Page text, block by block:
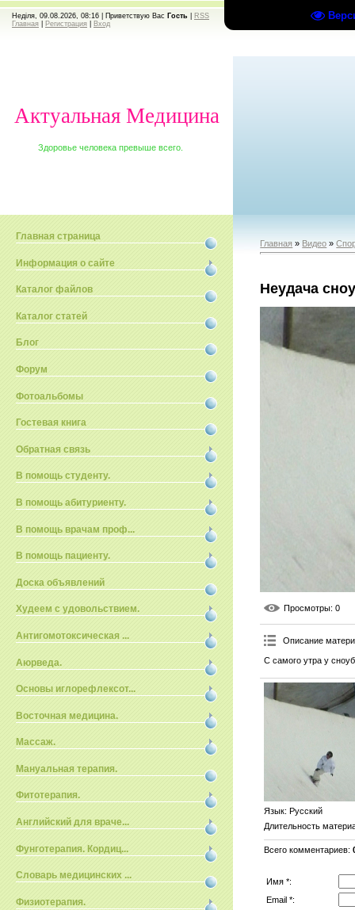
Неділя, 09.08.2026, 08:16 | Приветствую Вас Гость
RSS
Главная
Регистрация Вход
Актуальная Медицина
Здоровье человека превыше всего.
Главная страница
Информация о сайте
Каталог файлов
Каталог статей
Блог
Форум
Фотоальбомы
Гостевая книга
Обратная связь
В помощь студенту.
В помощь абитуриенту.
В помощь врачам проф...
В помощь пациенту.
Доска объявлений
Худеем с удовольствием.
Антигомотоксическая ...
Аюрведа.
Основы иглорефлексот...
Восточная медицина.
Массаж.
Мануальная терапия.
Фитотерапия.
Английский для враче...
Фунготерапия. Кордиц...
Словарь медицинских ...
Физиотерапия.
Главная » Видео »
Неудача
Просмотры: 0
Описание
С самого утра у
Язык: Русский
Длительность
Всего комментариев:
Имя *:
Email *: